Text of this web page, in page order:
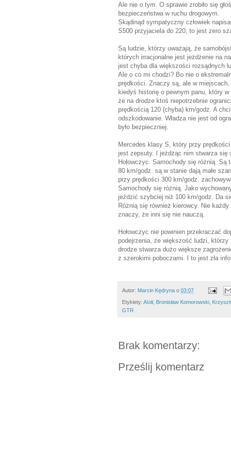
Ale nie o tym. O sprawie zrobiło się
bezpieczeństwa w ruchu drogowym.
Skądinąd sympatyczny człowiek
S500 przyjaciela do 220, to jest zero
Są ludzie, którzy uważają, że
których irracjonalne jest jeżdżenie na
jest chyba dla większości rozsądnych
Ale o co mi chodzi? Bo nie o
prędkości. Znaczy są, ale w
kiedyś historię o pewnym panu, który w
że na drodze ktoś niepotrzebnie
prędkością 120 (chyba) km/godz. A
odszkodowanie. Władza nie jest od
było bezpieczniej.
Mercedes klasy S, który przy
jest zepsuty. I jeżdżąc nim stwarza
Hołowczyc. Samochody się różnią.
80 km/godz. są w stanie dają małe
przy prędkości 300 km/godz.
Samochody się różnią. Jako
jeździć szybciej niż 100 km/godz. Da
Różnią się również kierowcy. Nie
znaczy, że inni się nie nauczą.
Hołowczyc nie powinien przekraczać
podejrzenia, że większość ludzi,
drodze stwarza dużo większe
z szerokimi poboczami. I to jest zła
Autor: Marcin Kędryna o 03:07
Etykiety: Aïoli Bronisław Komorowski
GTR
Brak komentarzy:
Prześlij komentarz